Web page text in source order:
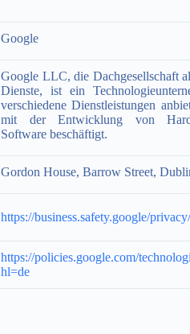
Google
Google LLC, die Dachgesellschaft
Dienste, ist ein
verschiedene Dienstleistungen
mit der Entwicklung von
Software beschäftigt.
Gordon House, Barrow Street,
https://business.safety.google/
https://policies.google.com/
hl=de